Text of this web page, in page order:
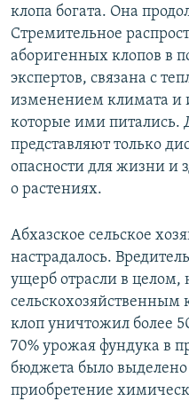
клопа богата. Она
Стремительное
аборигенных клопов в
экспертов, связана с
изменением климата и
которые ими питались.
представляют только
опасности для жизни и
о растениях.
Абхазское сельское
настрадалось.
ущерб отрасли в целом,
клоп уничтожил более
70% урожая фундука в
бюджета было
приобретение